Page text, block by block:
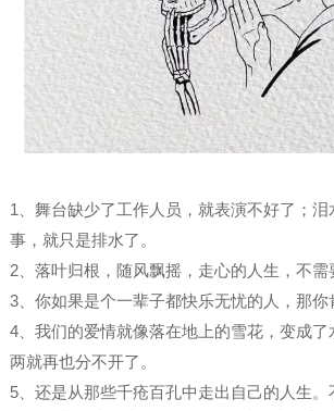
1、舞台缺少了工作人员，就表演不好了；
事，就只是排水了。
2、落叶归根，随风飘摇，走心的人生，不需
3、你如果是个一辈子都快乐无忧的人，那你
4、我们的爱情就像落在地上的雪花，变成
两就再也分不开了。
5、还是从那些千疮百孔中走出自己的人生。